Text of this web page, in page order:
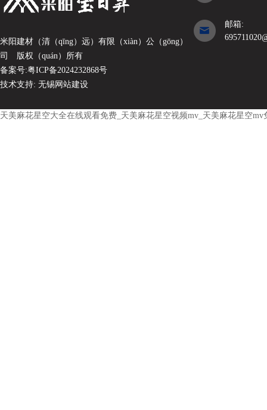
米阳建材（清（qīng）远）有限（xiàn）公（gōng）
司
版权（quán）所有
备案号:粤ICP备2024232868号
技术支持: 无锡网站建设
邮箱:
天美麻花星空大全在线观看免费_天美麻花星空视频mv_天美麻花星空